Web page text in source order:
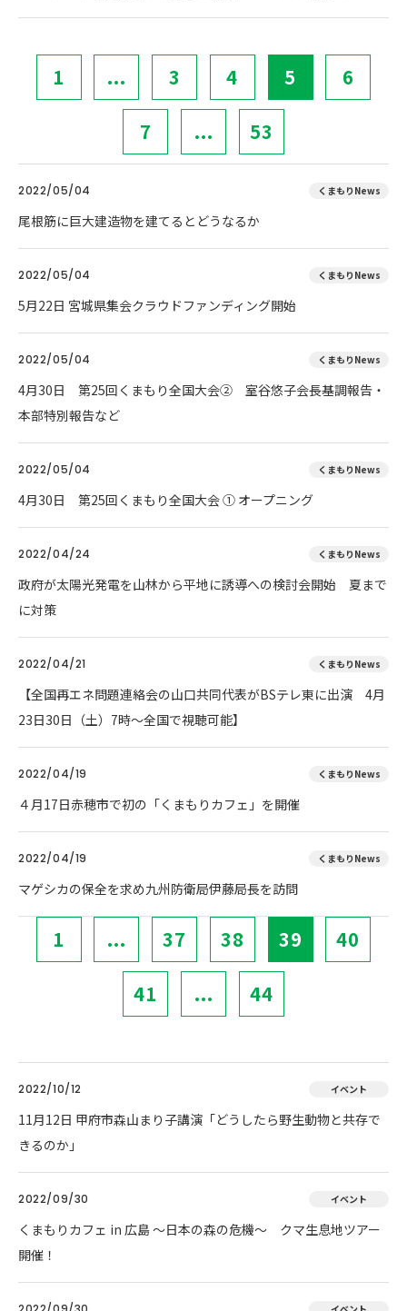
1 ... 3 4 5 6
7 ... 53
2022/05/04 くまもりNews
尾根筋に巨大建造物を建てるとどうなるか
2022/05/04 くまもりNews
5月22日 宮城県集会クラウドファンディング開始
2022/05/04 くまもりNews
4月30日 第25回くまもり全国大会② 室谷悠子会長基調報告・
本部特別報告など
2022/05/04 くまもりNews
4月30日 第25回くまもり全国大会 ① オープニング
2022/04/24 くまもりNews
政府が太陽光発電を山林から平地に誘導への検討会開始 夏まで
に対策
2022/04/21 くまもりNews
【全国再エネ問題連絡会の山口共同代表がBSテレ東に出演 4月
23日30日（土）7時～全国で視聴可能】
2022/04/19 くまもりNews
４月17日赤穂市で初の「くまもりカフェ」を開催
2022/04/19 くまもりNews
マゲシカの保全を求め九州防衛局伊藤局長を訪問
1 ... 37 38 39 40
41 ... 44
2022/10/12 イベント
11月12日 甲府市森山まり子講演「どうしたら野生動物と共存で
きるのか」
2022/09/30 イベント
くまもりカフェ in 広島 ～日本の森の危機～ クマ生息地ツアー
開催！